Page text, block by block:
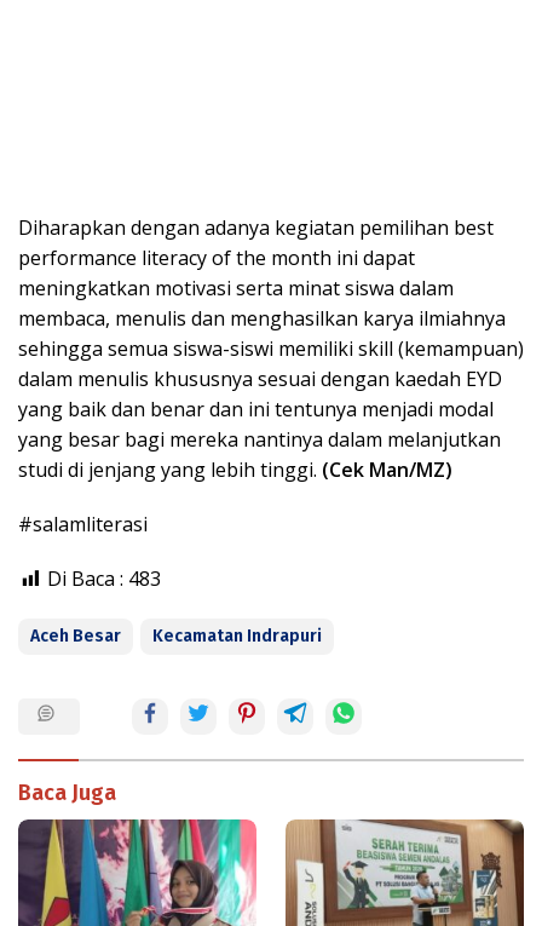
Diharapkan dengan adanya kegiatan pemilihan best
performance literacy of the month ini dapat
meningkatkan motivasi serta minat siswa dalam
membaca, menulis dan menghasilkan karya ilmiahnya
sehingga semua siswa-siswi memiliki skill (kemampuan)
dalam menulis khususnya sesuai dengan kaedah EYD
yang baik dan benar dan ini tentunya menjadi modal
yang besar bagi mereka nantinya dalam melanjutkan
studi di jenjang yang lebih tinggi. (Cek Man/MZ)
#salamliterasi
Di Baca : 483
Aceh Besar Kecamatan Indrapuri
Baca Juga